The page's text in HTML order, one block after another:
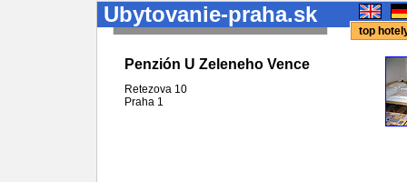
Ubytovanie-praha.sk
top
Penzión U Zeleneho Vence
Retezova 10
Praha 1